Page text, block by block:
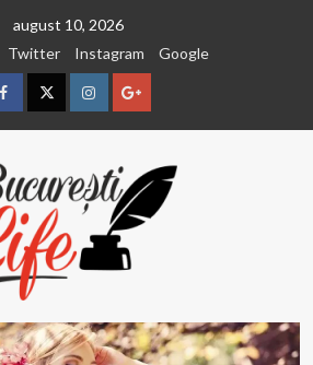
august 10, 2026
Twitter Instagram Google
FacebookTwitterInstagramGoogle